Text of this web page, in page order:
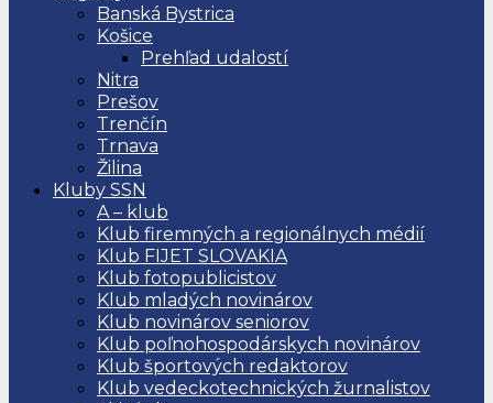
Banská Bystrica
Košice
Prehľad udalostí
Nitra
Prešov
Trenčín
Trnava
Žilina
Kluby SSN
A – klub
Klub firemných a regionálnych médií
Klub FIJET SLOVAKIA
Klub fotopublicistov
Klub mladých novinárov
Klub novinárov seniorov
Klub poľnohospodárskych novinárov
Klub športových redaktorov
Klub vedeckotechnických žurnalistov